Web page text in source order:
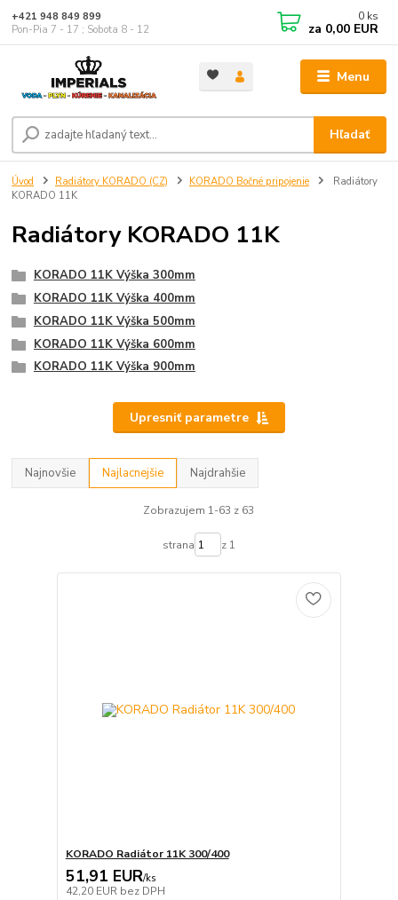
Menu
Hľadať
+421 948 849 899
Pon-Pia 7 - 17 ; Sobota 8 - 12
0 ks
za 0,00 EUR
Úvod Radiátory KORADO (CZ) KORADO Bočné pripojenie
Radiátory
KORADO 11K
Radiátory KORADO 11K
KORADO 11K Výška 300mm
KORADO 11K Výška 400mm
KORADO 11K Výška 500mm
KORADO 11K Výška 600mm
KORADO 11K Výška 900mm
Upresniť parametre
Najnovšie Najlacnejšie Najdrahšie
Zobrazujem 1-63 z 63
strana z 1
KORADO Radiátor 11K 300/400
51,91 EUR/ks
42,20 EUR bez DPH